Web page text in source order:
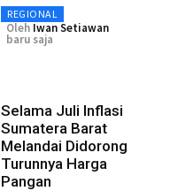
REGIONAL
Oleh Iwan Setiawan
baru saja
Selama Juli Inflasi
Sumatera Barat
Melandai Didorong
Turunnya Harga
Pangan